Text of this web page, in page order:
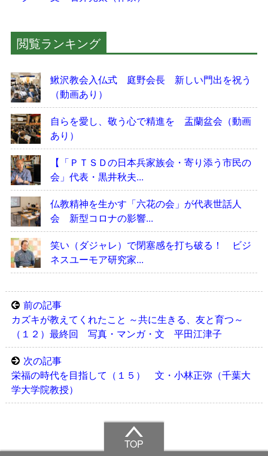
閲覧ランキング
鰍沢教会入仏式 庭野会長 新しい門出を祝う
（動画あり）
自らを愛し、敬う心で精進を 盂蘭盆会（動画
あり）
【「ＰＴＳＤの日本兵家族会・寄り添う市民の
会」代表・黒井秋夫...
仏教精神を生かす「六花の会」が代表世話人
会 新型コロナの影響...
笑い（ダジャレ）で閉塞感を打ち破る！ ビジ
ネスユーモア研究家...
前の記事
カズキが教えてくれたこと ～共に生きる、友と育つ～
（１２）最終回 写真・マンガ・文 平田江津子
次の記事
栄福の時代を目指して（１５） 文・小林正弥（千葉大
学大学院教授）
TOP